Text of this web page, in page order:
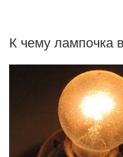
К чему лампочка